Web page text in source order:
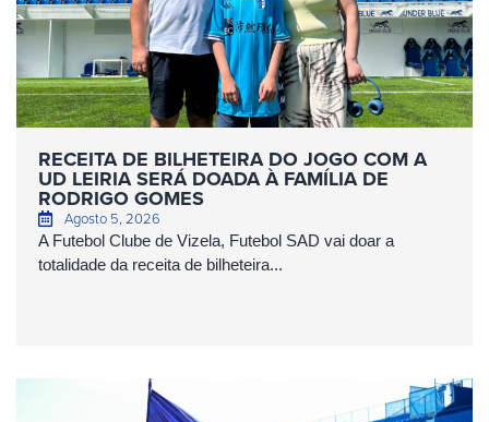
RECEITA DE BILHETEIRA DO JOGO COM A
UD LEIRIA SERÁ DOADA À FAMÍLIA DE
RODRIGO GOMES
Agosto 5, 2026
A Futebol Clube de Vizela, Futebol SAD vai doar a
totalidade da receita de bilheteira...